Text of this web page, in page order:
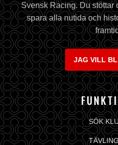
Svensk Racing. Du stöttar
spara alla nutida och
JAG VILL
SÖK